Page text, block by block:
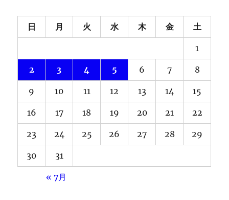
日 月 火 水 木 金 土
1
2 3 4 5 6 7 8
9 10 11 12 13 14 15
16 17 18 19 20 21 22
23 24 25 26 27 28 29
30 31
« 7月